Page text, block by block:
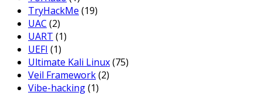
TryHackMe (19)
UAC (2)
UART (1)
UEFI (1)
Ultimate Kali Linux(75)
Veil Framework(2)
Vibe-hacking(1)